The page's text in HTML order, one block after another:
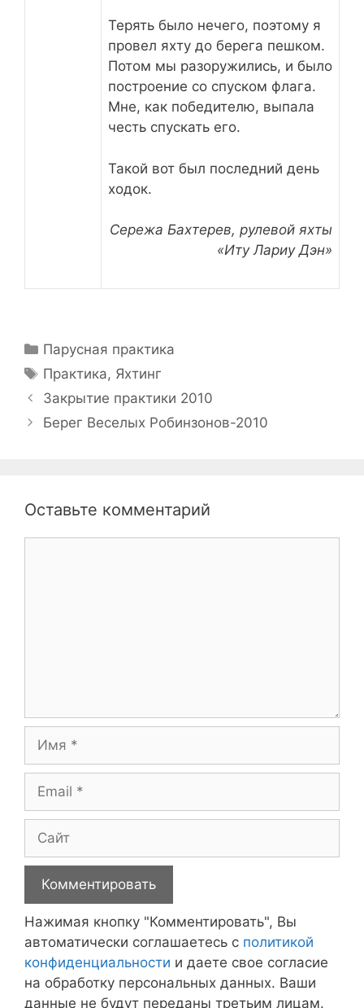
Терять было нечего, поэтому я
провел яхту до берега пешком.
Потом мы разоружились, и было
построение со спуском флага.
Мне, как победителю, выпала
честь спускать его.
Такой вот был последний день
ходок.
Сережа Бахтерев, рулевой яхты
«Иту Лариу Дэн»
Рубрики
Парусная практика
Метки
Практика, Яхтинг
Навигация
записи
Закрытие практики 2010
Берег Веселых Робинзонов-2010
Оставьте комментарий
Имя
Email
Сайт
Нажимая кнопку "Комментировать", Вы
автоматически соглашаетесь с политикой
конфиденциальности и даете свое согласие
на обработку персональных данных. Ваши
данные не будут переданы третьим лицам.